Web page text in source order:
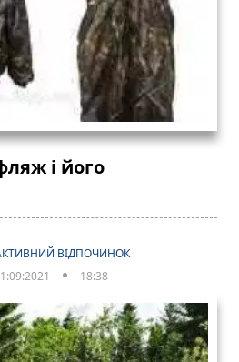
і його
ВІДПОЧИНОК
18:38